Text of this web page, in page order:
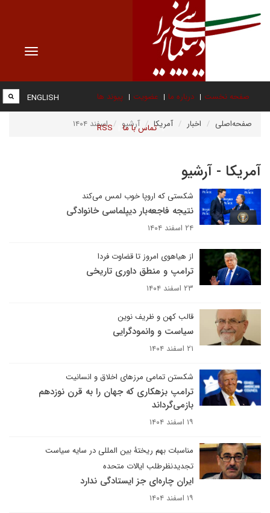
Toggle
صفحه نخست درباره ما عضویت پیوند ها
تماس با ما RSS
ENGLISH
صفحه‌اصلی اخبار آمریکا آرشیو اسفند ۱۴۰۴
آمریکا - آرشیو
شکستی که اروپا خوب لمس می‌کند
نتیجه فاجعه‌بار دیپلماسی خانوادگی
۲۴ اسفند ۱۴۰۴
از هیاهوی امروز تا قضاوت فردا
ترامپ و منطق داوری تاریخی
۲۳ اسفند ۱۴۰۴
قالب کهن و ظریف نوین
سیاست و وانمودگرایی
۲۱ اسفند ۱۴۰۴
شکستن تمامی مرزهای اخلاق و انسانیت
ترامپ بزهکاری که جهان را به قرن نوزدهم
بازمی‌گرداند
۱۹ اسفند ۱۴۰۴
مناسبات بهم ریختۀ بین المللی در سایه سیاست
تجدیدنظرطلب ایالات متحده
ایران چاره‌ای جز ایستادگی ندارد
۱۹ اسفند ۱۴۰۴